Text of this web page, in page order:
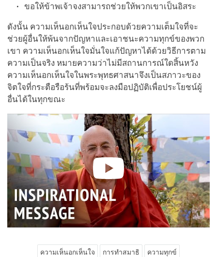
ขอให้ข้าพเจ้าจงสามารถช่วยให้พวกเขาเป็นอิสระ
ดังนั้น ความเห็นอกเห็นใจประกอบด้วยความเต็มใจที่จะ
ช่วยผู้อื่นให้พ้นจากปัญหาและเอาชนะความทุกข์ของพวก
เขา ความเห็นอกเห็นใจมั่นใจแก้ปัญหาได้ด้วยวิธีการตาม
ความเป็นจริง หมายความว่าไม่มีสถานการณ์ใดสิ้นหวัง
ความเห็นอกเห็นใจในพระพุทธศาสนาจึงเป็นสภาวะของ
จิตใจที่กระตือรือร้นที่พร้อมจะลงมือปฏิบัติเพื่อประโยชน์ผู้
อื่นได้ในทุกขณะ
ความเห็นอกเห็นใจ การทำสมาธิ ความทุกข์